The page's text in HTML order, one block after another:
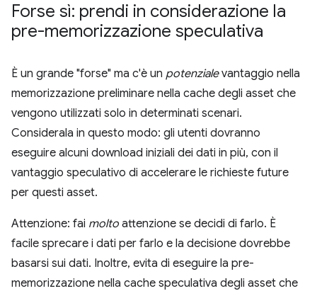
Forse sì: prendi in considerazione la
pre-memorizzazione speculativa
È un grande "forse" ma c'è un potenzialevantaggio nella
memorizzazione preliminare nella cache degli asset che
vengono utilizzati solo in determinati scenari.
Considerala in questo modo: gli utenti dovranno
eseguire alcuni download iniziali dei dati in più, con il
vantaggio speculativo di accelerare le richieste future
per questi asset.
Attenzione: fai molto attenzione se decidi di farlo. È
facile sprecare i dati per farlo e la decisione dovrebbe
basarsi sui dati. Inoltre, evita di eseguire la pre-
memorizzazione nella cache speculativa degli asset che